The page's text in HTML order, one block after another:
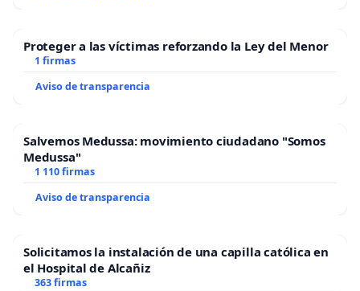
Proteger a las víctimas reforzando la Ley del Menor
1 firmas
Aviso de transparencia
Salvemos Medussa: movimiento ciudadano "Somos
Medussa"
1 110 firmas
Aviso de transparencia
Solicitamos la instalación de una capilla católica en
el Hospital de Alcañiz
363 firmas